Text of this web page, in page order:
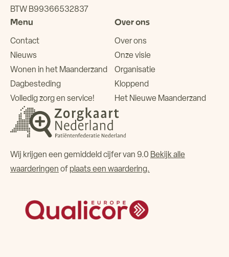
BTW B99366532837
Menu
Contact
Nieuws
Wonen in het Maanderzand
Dagbesteding
Volledig zorg en service!
Over ons
Over ons
Onze visie
Organisatie
Kloppend
Het Nieuwe Maanderzand
Wij krijgen een gemiddeld cijfer van 9.0 Bekijk alle
waarderingen of plaats een waardering.